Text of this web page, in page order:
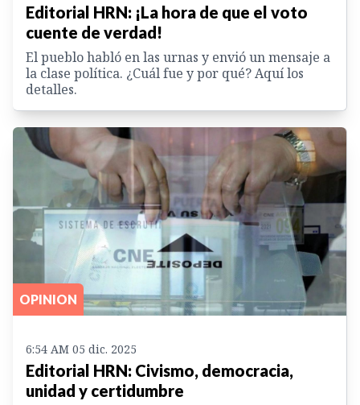
Editorial HRN: ¡La hora de que el voto
cuente de verdad!
El pueblo habló en las urnas y envió un mensaje a
la clase política. ¿Cuál fue y por qué? Aquí los
detalles.
OPINION
6:54 AM 05 dic. 2025
Editorial HRN: Civismo, democracia,
unidad y certidumbre